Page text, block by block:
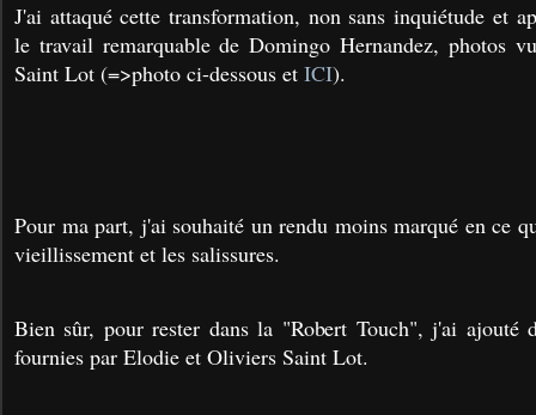
J'ai attaqué cette transformation, non sans inquiétude et
le travail remarquable de Domingo Hernandez, photos
Saint Lot (=>photo ci-dessous et ICI).
Pour ma part, j'ai souhaité un rendu moins marqué en ce
vieillissement et les salissures.
Bien sûr, pour rester dans la "Robert Touch", j'ai ajouté
fournies par Elodie et Oliviers Saint Lot.